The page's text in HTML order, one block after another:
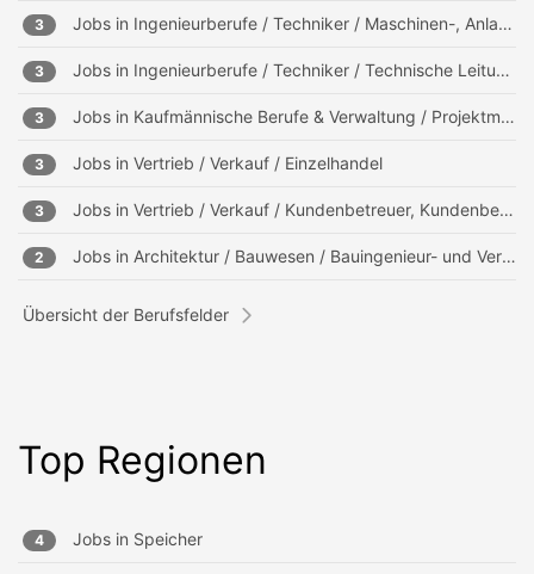
3 Jobs in Ingenieurberufe / Techniker / Maschinen-, Anlagenbau
3 Jobs in Ingenieurberufe / Techniker / Technische Leitung, Projektleitung
3 Jobs in Kaufmännische Berufe & Verwaltung / Projektmanagement, Projektleitung
3 Jobs in Vertrieb / Verkauf / Einzelhandel
3 Jobs in Vertrieb / Verkauf / Kundenbetreuer, Kundenberater
2 Jobs in Architektur / Bauwesen / Bauingenieur- und Vermessungswesen
Übersicht der Berufsfelder
Top Regionen
4 Jobs in Speicher